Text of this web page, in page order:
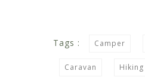
Tags : Camper
Caravan Hiking